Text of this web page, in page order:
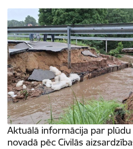
Aktuālā informācija par plūdu
novadā pēc Civilās